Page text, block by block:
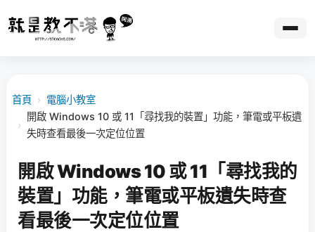
首頁 › 電腦小教室
›
開啟 Windows 10 或 11「尋找我的裝置」功能，筆電或平板遺
失時查看最後一次定位位置
開啟 Windows 10 或 11「尋找我的
裝置」功能，筆電或平板遺失時查
看最後一次定位位置